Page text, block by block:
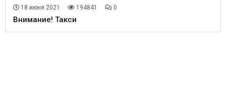
18 июня 2021 194841 0
Внимание! Такси